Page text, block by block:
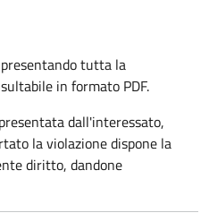
tutta la
in formato PDF.
dall'interessato,
la violazione dispone la
diritto, dandone